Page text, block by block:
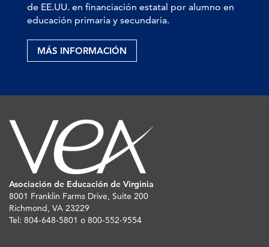
de EE.UU. en financiación estatal por alumno en
educación primaria y secundaria.
MÁS INFORMACIÓN
Asociación de Educación de Virginia
8001 Franklin Farms Drive, Suite 200
Richmond, VA 23229
Tel: 804-648-5801 o 800-552-9554